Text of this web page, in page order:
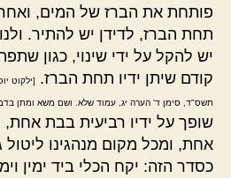
פותחת את הברז של המים, ואחר
תחת הברז, לדידן יש להתיר.
יש להקל על ידי שינוי, כגון
קודם שיתן ידיו תחת הברז.
[ילקוט
תשס"ד, סימן ד' הערה יג, עמוד שלא. ושם משא ומתן
שופך על ידיו רביעית בבת אחת,
אחת, ומכל מקום מנהגינו ליטול
כסדר הזה: יקח הכלי ביד ימין